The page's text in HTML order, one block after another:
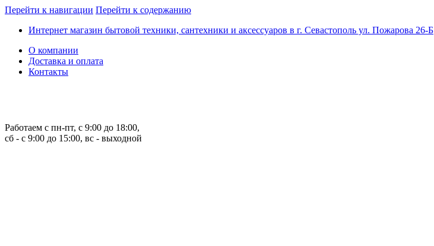
Перейти к навигации Перейти к содержанию
Интернет магазин бытовой техники, сантехники и аксессуаров в г. Севастополь ул. Пожарова 26-Б
О компании
Доставка и оплата
Контакты
Работаем с пн-пт, с 9:00 до 18:00,
сб - с 9:00 до 15:00, вс - выходной